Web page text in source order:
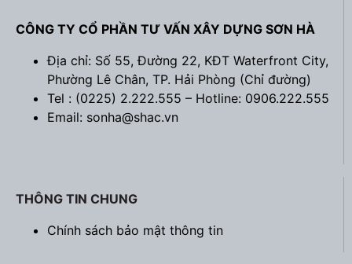
CÔNG TY CỔ PHẦN TƯ VẤN XÂY DỰNG SƠN HÀ
Địa chỉ: Số 55, Đường 22, KĐT Waterfront City,
Phường Lê Chân, TP. Hải Phòng (Chỉ đường)
Tel : (0225) 2.222.555 – Hotline: 0906.222.555
Email: sonha@shac.vn
THÔNG TIN CHUNG
Chính sách bảo mật thông tin